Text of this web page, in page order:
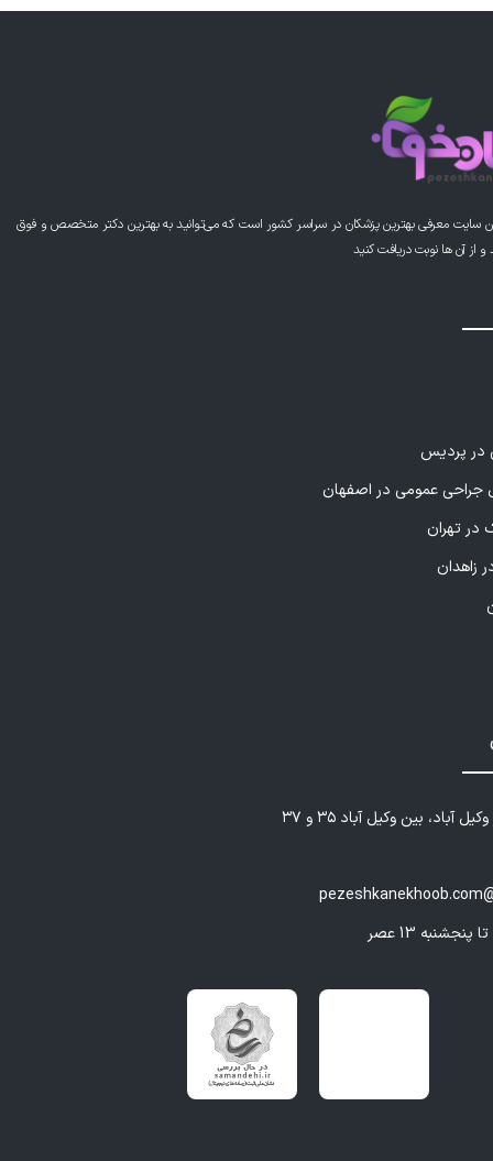
سایت معرفی بهترین پزشکان در سراسر کشور است که می‌توانید به بهترین دکتر متخصص و فوق
آن ها نوبت دریافت کنید
در پردیس
عمومی در اصفهان
در تهران
زاهدان
آباد، بین وکیل آباد ۳۵ و ۳۷